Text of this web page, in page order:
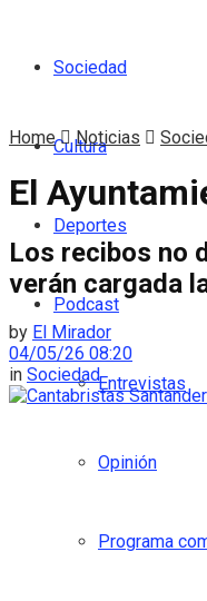
Sociedad
Cultura
Deportes
Podcast
Entrevistas
Opinión
Programa
Home Noticias
El
Los recibos no
verán cargada
by El Mirador
04/05/26 08:20
in Sociedad